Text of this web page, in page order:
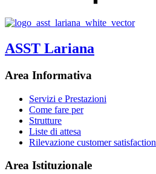
ASST Lariana
Area Informativa
Servizi e Prestazioni
Come fare per
Strutture
Liste di attesa
Rilevazione customer satisfaction
Area Istituzionale